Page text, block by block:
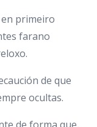
en primeiro
farano
de que
ocultas.